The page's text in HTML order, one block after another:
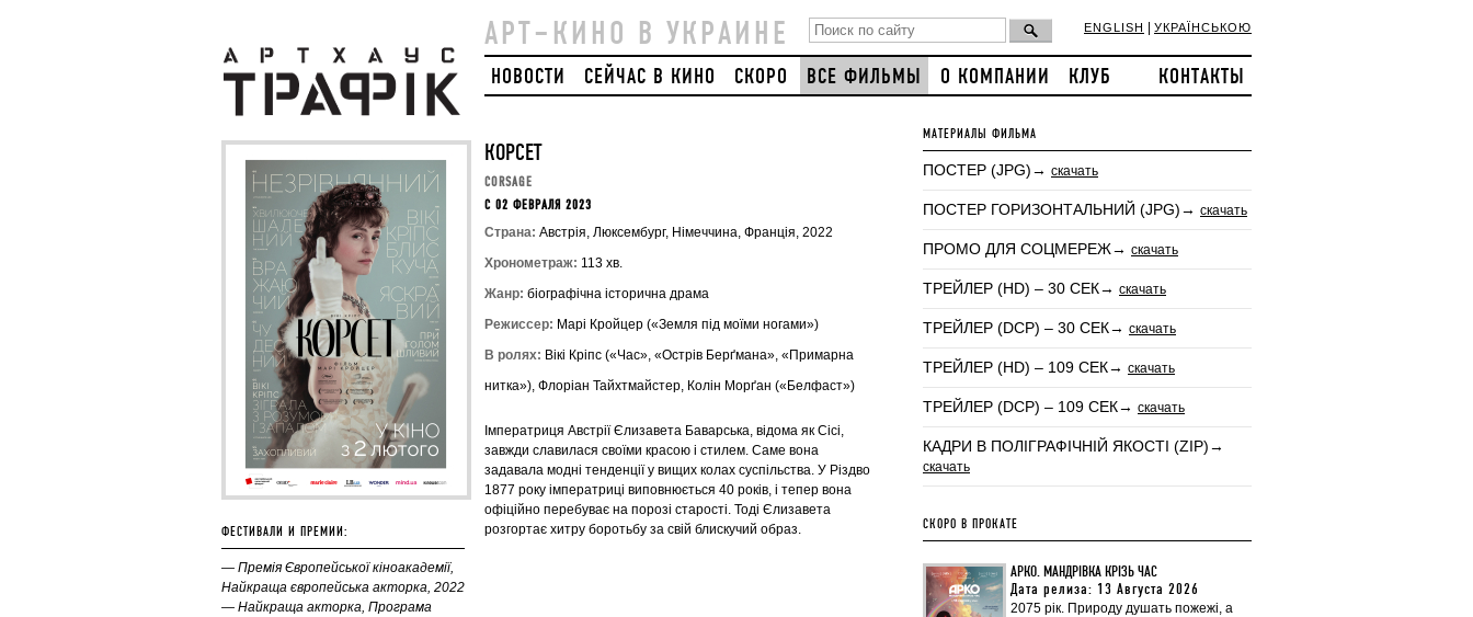
АРТ–КИНО В УКРАИНЕ ENGLISH УКРАЇНСЬКОЮ
НОВОСТИ СЕЙЧАС В КИНО СКОРО ВСЕ ФИЛЬМЫ О КОМПАНИИ КЛУБ КОНТАКТЫ
ФЕСТИВАЛИ И ПРЕМИИ:
— Премія Європейської кіноакадемії,
Найкраща європейська акторка, 2022
— Найкраща акторка, Програма
КОРСЕТ
CORSAGE
C 02 ФЕВРАЛЯ 2023
Страна: Австрія, Люксембург, Німеччина, Франція, 2022
Хронометраж: 113 хв.
Жанр: біографічна історична драма
Режиссер: Марі Кройцер («Земля під моїми ногами»)
В ролях: Вікі Кріпс («Час», «Острів Берґмана», «Примарна
нитка»), Флоріан Тайхтмайстер, Колін Морґан («Белфаст»)
Імператриця Австрії Єлизавета Баварська, відома як Сісі,
завжди славилася своїми красою і стилем. Саме вона
задавала модні тенденції у вищих колах суспільства. У Різдво
1877 року імператриці виповнюється 40 років, і тепер вона
офіційно перебуває на порозі старості. Тоді Єлизавета
розгортає хитру боротьбу за свій блискучий образ.
МАТЕРИАЛЫ ФИЛЬМА
ПОСТЕР (JPG)→ скачать
ПОСТЕР ГОРИЗОНТАЛЬНИЙ (JPG)→ скачать
ПРОМО ДЛЯ СОЦМЕРЕЖ→ скачать
ТРЕЙЛЕР (HD) – 30 СЕК→ скачать
ТРЕЙЛЕР (DCP) – 30 СЕК→ скачать
ТРЕЙЛЕР (HD) – 109 СЕК→ скачать
ТРЕЙЛЕР (DCP) – 109 СЕК→ скачать
КАДРИ В ПОЛІГРАФІЧНІЙ ЯКОСТІ (ZIP)→
скачать
СКОРО В ПРОКАТЕ
АРКО. МАНДРІВКА КРІЗЬ ЧАС
Дата релиза: 13 Августа 2026
2075 рік. Природу душать пожежі, а